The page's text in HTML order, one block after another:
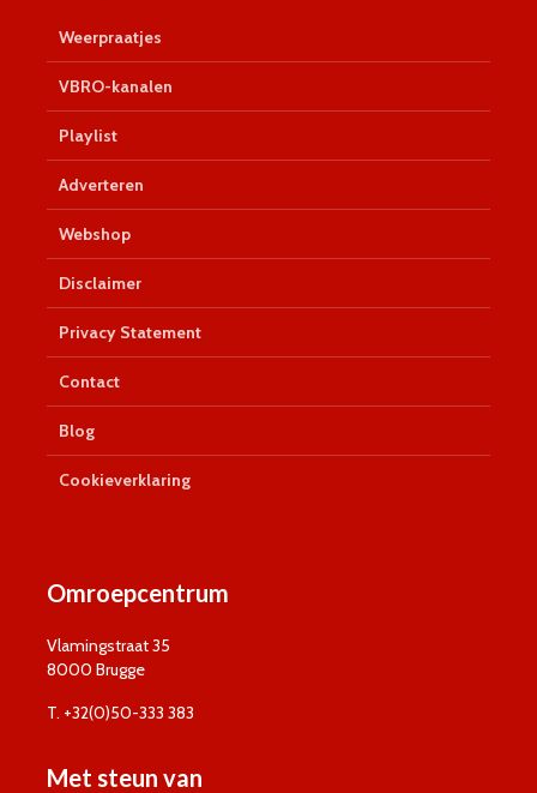
Weerpraatjes
VBRO-kanalen
Playlist
Adverteren
Webshop
Disclaimer
Privacy Statement
Contact
Blog
Cookieverklaring
Omroepcentrum
Vlamingstraat 35
8000 Brugge
T. +32(0)50-333 383
Met steun van